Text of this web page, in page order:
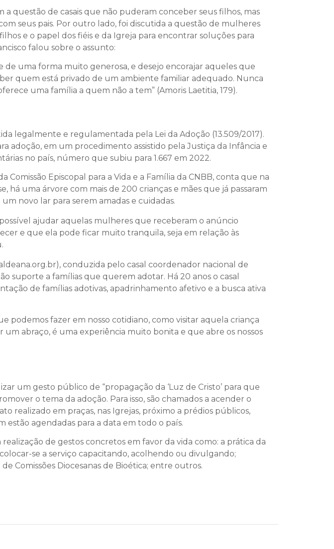
a questão de casais que não puderam conceber seus filhos, mas
seus pais. Por outro lado, foi discutida a questão de mulheres
e o papel dos fiéis e da Igreja para encontrar soluções para
falou sobre o assunto:
de uma forma muito generosa, e desejo encorajar aqueles que
quem está privado de um ambiente familiar adequado. Nunca
uma família a quem não a tem” (Amoris Laetitia, 179).
legalmente e regulamentada pela Lei da Adoção (13.509/2017).
adoção, em um procedimento assistido pela Justiça da Infância e
no país, número que subiu para 1.667 em 2022.
Episcopal para a Vida e a Família da CNBB, conta que na
há uma árvore com mais de 200 crianças e mães que já passaram
novo lar para serem amadas e cuidadas.
ajudar aquelas mulheres que receberam o anúncio
e que ela pode ficar muito tranquila, seja em relação às
conduzida pelo casal coordenador nacional de
suporte a famílias que querem adotar. Há 20 anos o casal
de famílias adotivas, apadrinhamento afetivo e a busca ativa
podemos fazer em nosso cotidiano, como visitar aquela criança
abraço, é uma experiência muito bonita e que abre os nossos
um gesto público de “propagação da ‘Luz de Cristo’ para que
o tema da adoção. Para isso, são chamados a acender o
realizado em praças, nas Igrejas, próximo a prédios públicos,
estão agendadas para a data em todo o país.
de gestos concretos em favor da vida como: a prática da
se a serviço capacitando, acolhendo ou divulgando;
Comissões Diocesanas de Bioética; entre outros.